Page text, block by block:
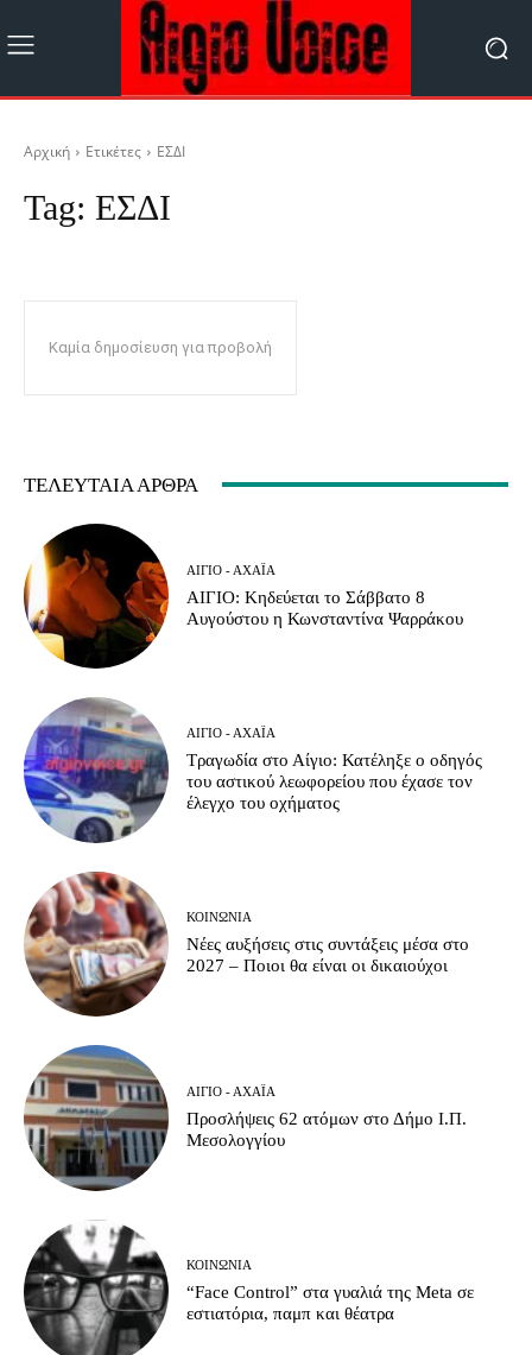
Αρχική Ετικέτες ΕΣΔΙ
Tag: ΕΣΔΙ
Καμία δημοσίευση για προβολή
ΤΕΛΕΥΤΑΊΑ ΆΡΘΡΑ
ΑΊΓΙΟ - ΑΧΑΪ́Α
ΑΙΓΙΟ: Κηδεύεται το Σάββατο 8
Αυγούστου η Κωνσταντίνα Ψαρράκου
ΑΊΓΙΟ - ΑΧΑΪ́Α
Τραγωδία στο Αίγιο: Κατέληξε ο οδηγός
του αστικού λεωφορείου που έχασε τον
έλεγχο του οχήματος
ΚΟΙΝΩΝΊΑ
Νέες αυξήσεις στις συντάξεις μέσα στο
2027 – Ποιοι θα είναι οι δικαιούχοι
ΑΊΓΙΟ - ΑΧΑΪ́Α
Προσλήψεις 62 ατόμων στο Δήμο Ι.Π.
Μεσολογγίου
ΚΟΙΝΩΝΊΑ
“Face Control” στα γυαλιά της Meta σε
εστιατόρια, παμπ και θέατρα